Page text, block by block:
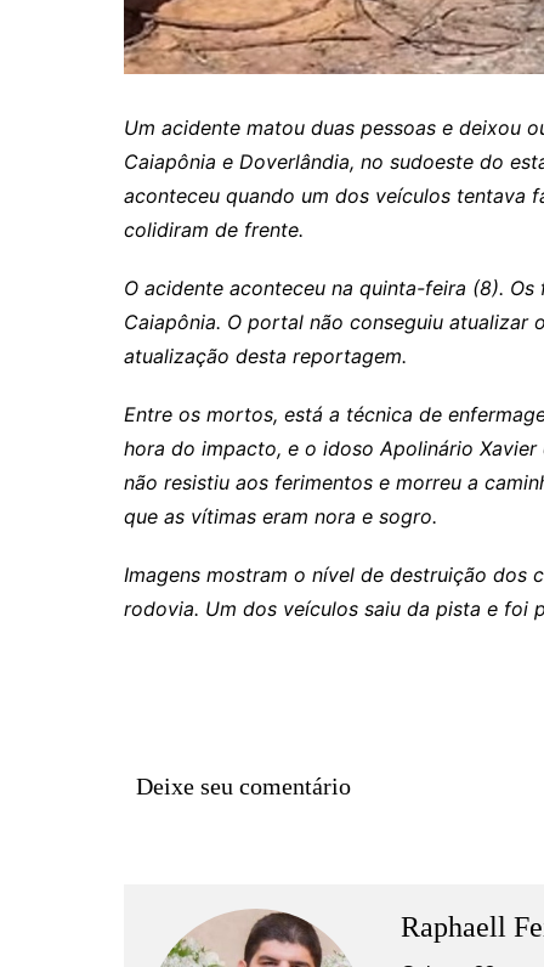
Jardim Paulista
Jataí
Nova América
Porangatu
Rianápolis
Rubiataba
Santa Terezinha de
Uruana
Um acidente matou duas pessoas e deixou
Caiapônia e Doverlândia, no sudoeste do
aconteceu quando um dos veículos tentava
colidiram de frente.
O acidente aconteceu na quinta-feira (8).
Caiapônia. O portal não conseguiu atualizar
atualização desta reportagem.
Entre os mortos, está a técnica de
hora do impacto, e o idoso Apolinário Xavier
não resistiu aos ferimentos e morreu a
que as vítimas eram nora e sogro.
Imagens mostram o nível de destruição dos
rodovia. Um dos veículos saiu da pista e foi
Deixe seu comentário
Raphaell